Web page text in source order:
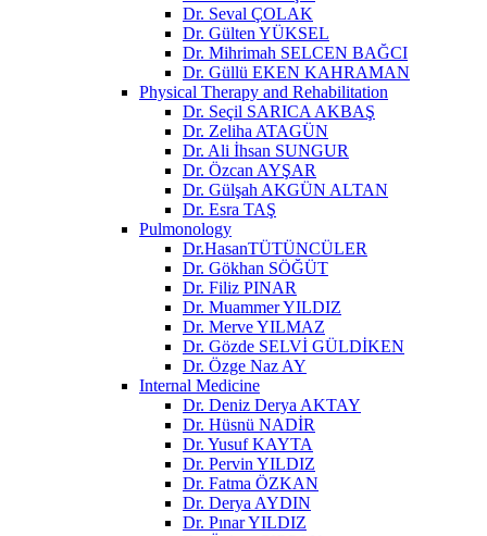
Dr. Seval ÇOLAK
Dr. Gülten YÜKSEL
Dr. Mihrimah SELCEN BAĞCI
Dr. Güllü EKEN KAHRAMAN
Physical Therapy and Rehabilitation
Dr. Seçil SARICA AKBAŞ
Dr. Zeliha ATAGÜN
Dr. Ali İhsan SUNGUR
Dr. Özcan AYŞAR
Dr. Gülşah AKGÜN ALTAN
Dr. Esra TAŞ
Pulmonology
Dr.HasanTÜTÜNCÜLER
Dr. Gökhan SÖĞÜT
Dr. Filiz PINAR
Dr. Muammer YILDIZ
Dr. Merve YILMAZ
Dr. Gözde SELVİ GÜLDİKEN
Dr. Özge Naz AY
Internal Medicine
Dr. Deniz Derya AKTAY
Dr. Hüsnü NADİR
Dr. Yusuf KAYTA
Dr. Pervin YILDIZ
Dr. Fatma ÖZKAN
Dr. Derya AYDIN
Dr. Pınar YILDIZ